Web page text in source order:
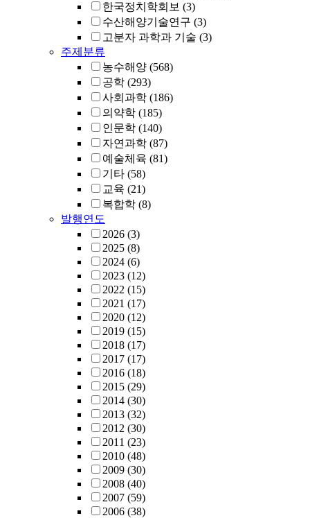
한국정치학회보 (3)
수산해양기술연구 (3)
고분자 과학과 기술 (3)
주제분류
농수해양 (568)
공학 (293)
사회과학 (186)
의약학 (185)
인문학 (140)
자연과학 (87)
예술체육 (81)
기타 (58)
교육 (21)
복합학 (8)
발행연도
2026 (3)
2025 (8)
2024 (6)
2023 (12)
2022 (15)
2021 (17)
2020 (12)
2019 (15)
2018 (17)
2017 (17)
2016 (18)
2015 (29)
2014 (30)
2013 (32)
2012 (30)
2011 (23)
2010 (48)
2009 (30)
2008 (40)
2007 (59)
2006 (38)